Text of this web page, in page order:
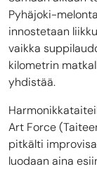
Pyhäjoki-
innostetaan
vaikka
kilometrin
yhdistää.
Art Force
pitkälti
luodaan aina